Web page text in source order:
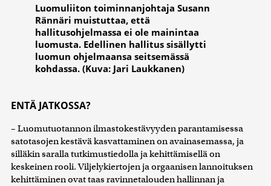
Luomuliiton toiminnanjohtaja Susann
Rännäri muistuttaa, että
hallitusohjelmassa ei ole mainintaa
luomusta. Edellinen hallitus sisällytti
luomun ohjelmaansa seitsemässä
kohdassa. (Kuva: Jari Laukkanen)
ENTÄ JATKOSSA?
– Luomutuotannon ilmastokestävyyden parantamisessa
satotasojen kestävä kasvattaminen on avainasemassa, ja
silläkin saralla tutkimustiedolla ja kehittämisellä on
keskeinen rooli. Viljelykiertojen ja orgaanisen lannoituksen
kehittäminen ovat taas ravinnetalouden hallinnan ja